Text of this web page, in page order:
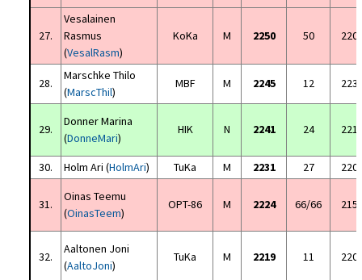
27.
Vesalainen
Rasmus
(VesalRasm)
KoKa M 2250 50
28.
Marschke Thilo
(MarscThil)
MBF M 2245 12
29.
Donner Marina
(DonneMari)
HIK N 2241 24
30. Holm Ari (HolmAri) TuKa M 2231 27
31.
Oinas Teemu
(OinasTeem)
OPT-86 M 2224 66/66
32.
Aaltonen Joni
(AaltoJoni)
TuKa M 2219 11